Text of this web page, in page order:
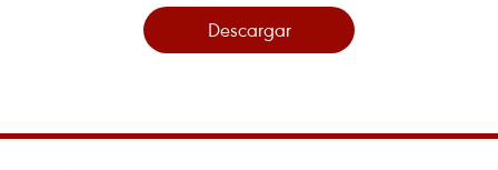
Descargar